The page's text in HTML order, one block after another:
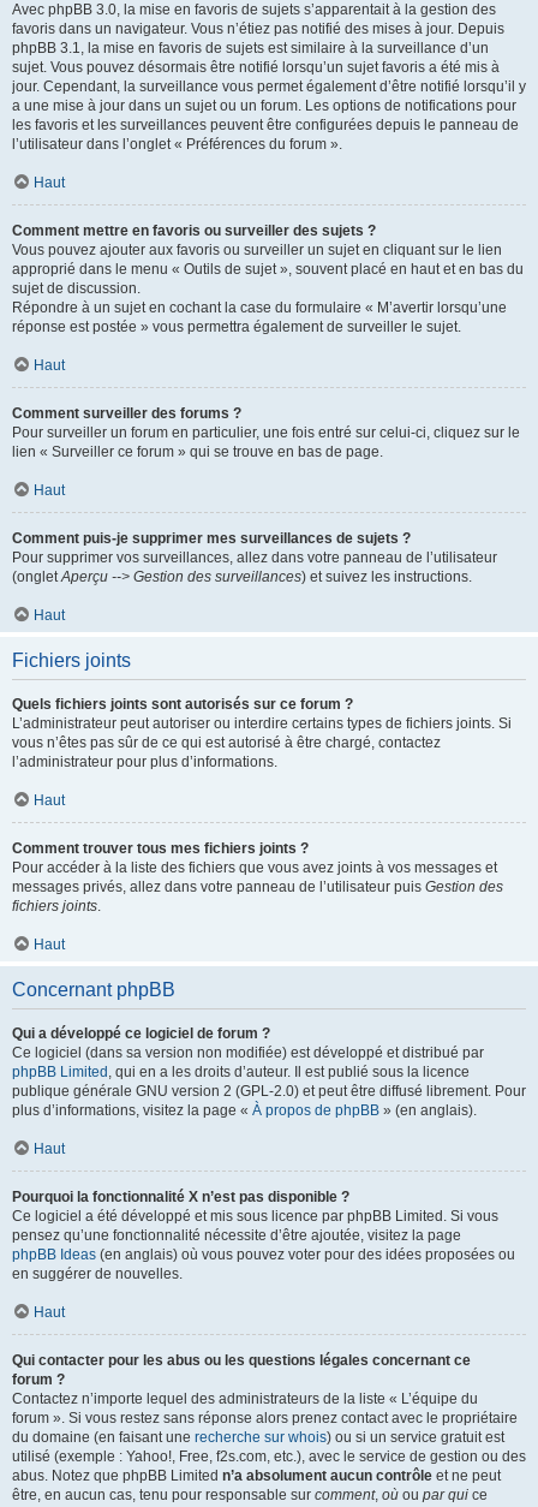
Avec phpBB 3.0, la mise en favoris de sujets s’apparentait à la gestion des
favoris dans un navigateur. Vous n’étiez pas notifié des mises à jour. Depuis
phpBB 3.1, la mise en favoris de sujets est similaire à la surveillance d’un
sujet. Vous pouvez désormais être notifié lorsqu’un sujet favoris a été mis à
jour. Cependant, la surveillance vous permet également d’être notifié lorsqu’il y
a une mise à jour dans un sujet ou un forum. Les options de notifications pour
les favoris et les surveillances peuvent être configurées depuis le panneau de
l’utilisateur dans l’onglet « Préférences du forum ».
Haut
Comment mettre en favoris ou surveiller des sujets ?
Vous pouvez ajouter aux favoris ou surveiller un sujet en cliquant sur le lien
approprié dans le menu « Outils de sujet », souvent placé en haut et en bas du
sujet de discussion.
Répondre à un sujet en cochant la case du formulaire « M’avertir lorsqu’une
réponse est postée » vous permettra également de surveiller le sujet.
Haut
Comment surveiller des forums ?
Pour surveiller un forum en particulier, une fois entré sur celui-ci, cliquez sur le
lien « Surveiller ce forum » qui se trouve en bas de page.
Haut
Comment puis-je supprimer mes surveillances de sujets ?
Pour supprimer vos surveillances, allez dans votre panneau de l’utilisateur
(ongletAperçu --> Gestion des surveillances) et suivez les instructions.
Haut
Fichiers joints
Quels fichiers joints sont autorisés sur ce forum ?
L’administrateur peut autoriser ou interdire certains types de fichiers joints. Si
vous n’êtes pas sûr de ce qui est autorisé à être chargé, contactez
l’administrateur pour plus d’informations.
Haut
Comment trouver tous mes fichiers joints ?
Pour accéder à la liste des fichiers que vous avez joints à vos messages et
messages privés, allez dans votre panneau de l’utilisateur puis Gestion des
fichiers joints.
Haut
Concernant phpBB
Qui a développé ce logiciel de forum ?
Ce logiciel (dans sa version non modifiée) est développé et distribué par
phpBB Limited , qui en a les droits d’auteur. Il est publié sous la licence
publique générale GNU version 2 (GPL-2.0) et peut être diffusé librement. Pour
plus d’informations, visitez la page « À propos de phpBB » (en anglais).
Haut
Pourquoi la fonctionnalité X n’est pas disponible ?
Ce logiciel a été développé et mis sous licence par phpBB Limited. Si vous
pensez qu’une fonctionnalité nécessite d’être ajoutée, visitez la page
phpBB Ideas (en anglais) où vous pouvez voter pour des idées proposées ou
en suggérer de nouvelles.
Haut
Qui contacter pour les abus ou les questions légales concernant ce
forum ?
Contactez n’importe lequel des administrateurs de la liste « L’équipe du
forum ». Si vous restez sans réponse alors prenez contact avec le propriétaire
du domaine (en faisant une recherche sur whois) ou si un service gratuit est
utilisé (exemple : Yahoo!, Free, f2s.com, etc.), avec le service de gestion ou des
abus. Notez que phpBB Limited n’a absolument aucun contrôle et ne peut
être, en aucun cas, tenu pour responsable sur comment, où ou par qui ce